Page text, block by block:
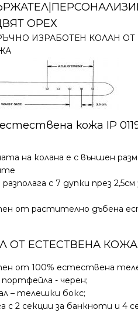
ОРЕХ
ИЗРАБОТЕН КОЛАН ОТ
кожа IP
на колана е с външен
с 7 дупки през
от растително дъбена
ОТ ЕСТЕСТВЕНА КОЖА
от 100% естествена
- черен;
– телешки бокс;
с 2 секции за банкноти и 4